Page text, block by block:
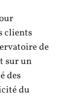
clients
de
sur un
des
du